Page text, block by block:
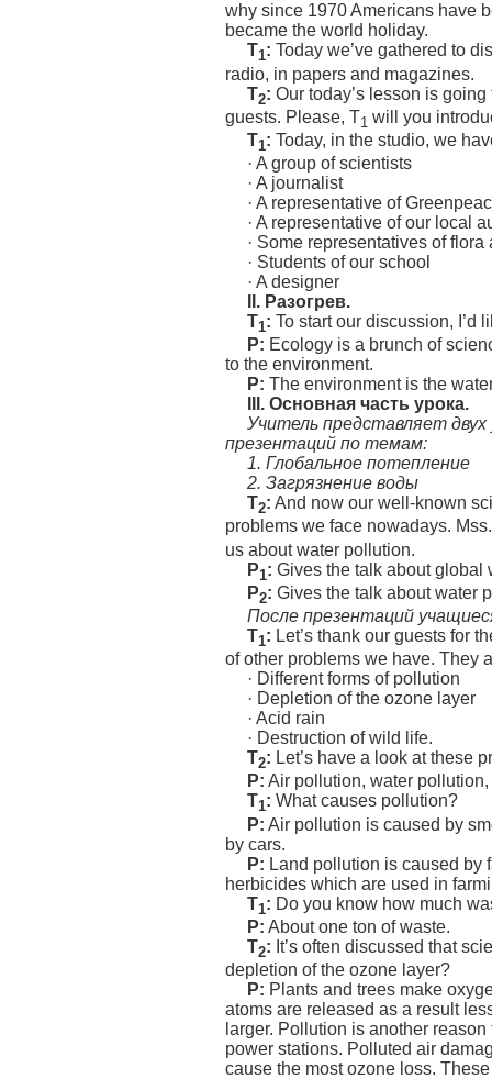
why since 1970 Americans have
became the world holiday.
T1: Today we’ve gathered to
radio, in papers and magazines.
T2: Our today’s lesson is
guests. Please, T1 will you
T1: Today, in the studio, we
· A group of scientists
· A journalist
· A representative of
· A representative of our local
· Some representatives of flora
· Students of our school
· A designer
II. Разогрев.
T1: To start our discussion, I’d
P: Ecology is a brunch of
to the environment.
P: The environment is the
III. Основная часть урока.
Учитель представляет
презентаций по темам:
1. Глобальное потепление
2. Загрязнение воды
T2: And now our well-known
problems we face nowadays.
us about water pollution.
P1: Gives the talk about global
P2: Gives the talk about water
После презентаций
T1: Let’s thank our guests for
of other problems we have. They
· Different forms of pollution
· Depletion of the ozone layer
· Acid rain
· Destruction of wild life.
T2: Let’s have a look at these
P: Air pollution, water
T1: What causes pollution?
P: Air pollution is caused by
by cars.
P: Land pollution is caused by
herbicides which are used in
T1: Do you know how much
P: About one ton of waste.
T2: It’s often discussed that
depletion of the ozone layer?
P: Plants and trees make
atoms are released as a result
larger. Pollution is another
power stations. Polluted air
cause the most ozone loss.